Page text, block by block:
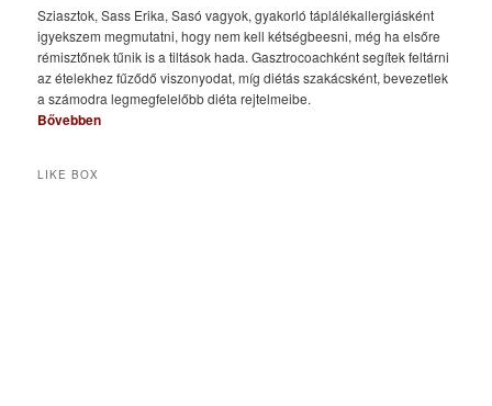
Sziasztok, Sass Erika, Sasó vagyok, gyakorló táplálékallergiásként
igyekszem megmutatni, hogy nem kell kétségbeesni, még ha elsőre
rémisztőnek tűnik is a tiltások hada. Gasztrocoachként segítek feltárni
az ételekhez fűződő viszonyodat, míg diétás szakácsként, bevezetlek
a számodra legmegfelelőbb diéta rejtelmeibe.
Bővebben
LIKE BOX